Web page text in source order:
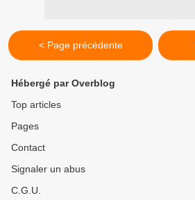
< Page précédente
Hébergé par Overblog
Top articles
Pages
Contact
Signaler un abus
C.G.U.